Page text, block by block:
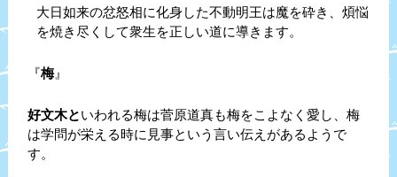
大日如来の忿怒相に化身した不動明王は魔を砕き、煩悩
を焼き尽くして衆生を正しい道に導きます。
『梅』
好文木といわれる梅は菅原道真も梅をこよなく愛し、梅
は学問が栄える時に見事という言い伝えがあるようで
す。